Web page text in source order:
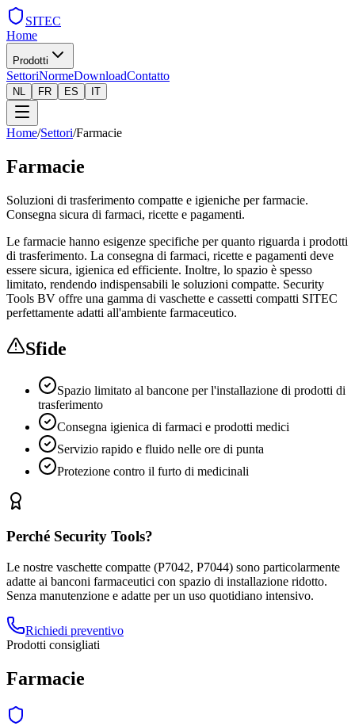
SITEC
Home
Prodotti
SettoriNormeDownloadContatto
NL FR ES IT
Home/Settori/Farmacie
Farmacie
Soluzioni di trasferimento compatte e igieniche per farmacie.
Consegna sicura di farmaci, ricette e pagamenti.
Le farmacie hanno esigenze specifiche per quanto riguarda i prodotti
di trasferimento. La consegna di farmaci, ricette e pagamenti deve
essere sicura, igienica ed efficiente. Inoltre, lo spazio è spesso
limitato, rendendo indispensabili le soluzioni compatte. Security
Tools BV offre una gamma di vaschette e cassetti compatti SITEC
perfettamente adatti all'ambiente farmaceutico.
Sfide
Spazio limitato al bancone per l'installazione di prodotti di
trasferimento
Consegna igienica di farmaci e prodotti medici
Servizio rapido e fluido nelle ore di punta
Protezione contro il furto di medicinali
Perché Security Tools?
Le nostre vaschette compatte (P7042, P7044) sono particolarmente
adatte ai banconi farmaceutici con spazio di installazione ridotto.
Senza manutenzione e adatte per un uso quotidiano intensivo.
Richiedi preventivo
Prodotti consigliati
Farmacie